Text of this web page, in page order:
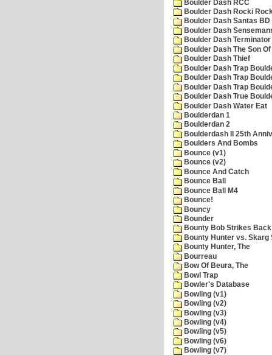
Boulder Dash RCC
Boulder Dash Rocki
Boulder Dash Santas
Boulder Dash
Boulder Dash
Boulder Dash The Son
Boulder Dash Thief
Boulder Dash Trap
Boulder Dash Trap
Boulder Dash Trap
Boulder Dash True
Boulder Dash Water Eat
Boulderdan 1
Boulderdan 2
Boulderdash II 25th
Boulders And Bombs
Bounce (v1)
Bounce (v2)
Bounce And Catch
Bounce Ball
Bounce Ball M4
Bounce!
Bouncy
Bounder
Bounty Bob Strikes
Bounty Hunter vs. Skarg
Bounty Hunter, The
Bourreau
Bow Of Beura, The
Bowl Trap
Bowler's Database
Bowling (v1)
Bowling (v2)
Bowling (v3)
Bowling (v4)
Bowling (v5)
Bowling (v6)
Bowling (v7)